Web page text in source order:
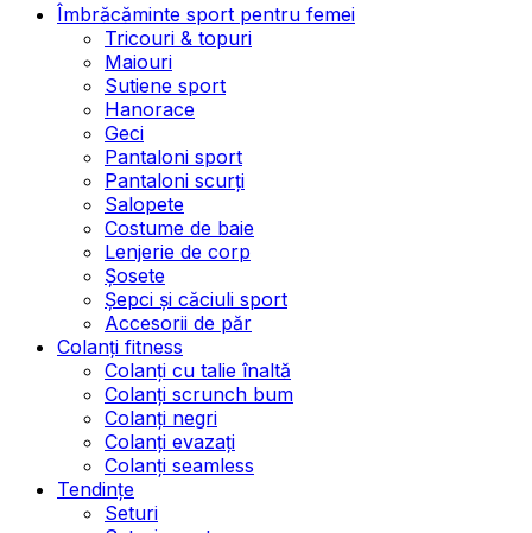
Îmbrăcăminte sport pentru femei
Tricouri & topuri
Maiouri
Sutiene sport
Hanorace
Geci
Pantaloni sport
Pantaloni scurți
Salopete
Costume de baie
Lenjerie de corp
Șosete
Șepci și căciuli sport
Accesorii de păr
Colanți fitness
Colanți cu talie înaltă
Colanți scrunch bum
Colanți negri
Colanți evazați
Colanți seamless
Tendințe
Seturi